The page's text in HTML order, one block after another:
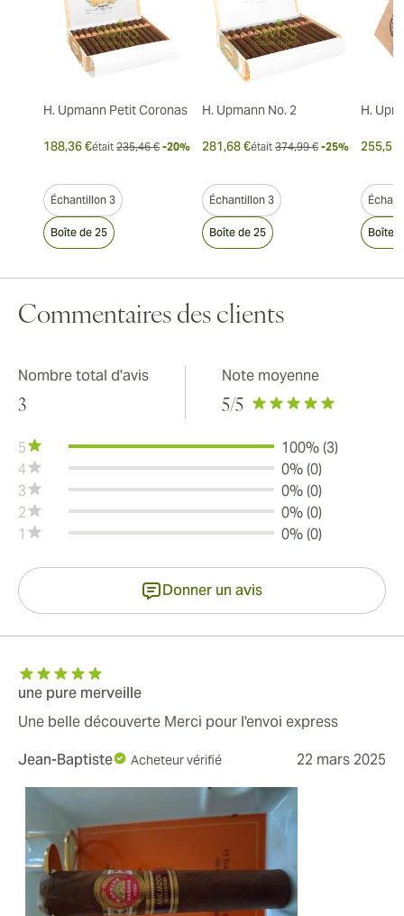
H. Upmann Petit Coronas
188,36 €était 235,46 € -20%
Échantillon 3
Boîte de 25
H. Upmann No. 2
281,68 €était 374,99 € -25%
Échantillon 3
Boîte de 25
H.
255,51
Boîte
Commentaires des clients
Nombre total d'avis
3
Note moyenne
5/5
5
100% (3)
4
0% (0)
3
0% (0)
2
0% (0)
1
0% (0)
Donner un avis
une pure merveille
Une belle découverte Merci pour l'envoi express
Jean-Baptiste
Acheteur vérifié 22 mars 2025